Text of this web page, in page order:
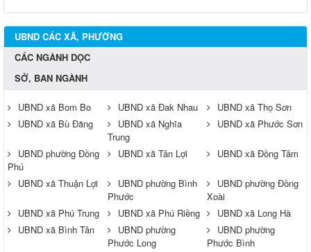
UBND CÁC XÃ, PHƯỜNG
CÁC NGÀNH DỌC
SỞ, BAN NGÀNH
UBND xã Bom Bo UBND xã Đak Nhau
UBND xã Thọ Sơn
UBND xã Bù Đăng
UBND xã Nghĩa
Trung
UBND xã Phước Sơn
UBND phường Đồng
Phú
UBND xã Tân Lợi UBND xã Đồng Tâm
UBND xã Thuận Lợi
UBND phường Bình
Phước
UBND phường Đồng
Xoài
UBND xã Phú Trung
UBND xã Phú Riềng
UBND xã Long Hà
UBND xã Bình Tân
UBND phường
Phước Long
UBND phường
Phước Bình